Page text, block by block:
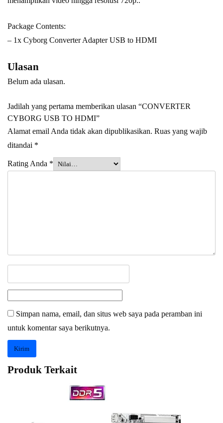
Package Contents:
– 1x Cyborg Converter Adapter USB to HDMI
Ulasan
Belum ada ulasan.
Jadilah yang pertama memberikan ulasan “CONVERTER
CYBORG USB TO HDMI”
Alamat email Anda tidak akan dipublikasikan. Ruas yang wajib
ditandai *
Rating Anda *
Simpan nama, email, dan situs web saya pada peramban ini
untuk komentar saya berikutnya.
Produk Terkait